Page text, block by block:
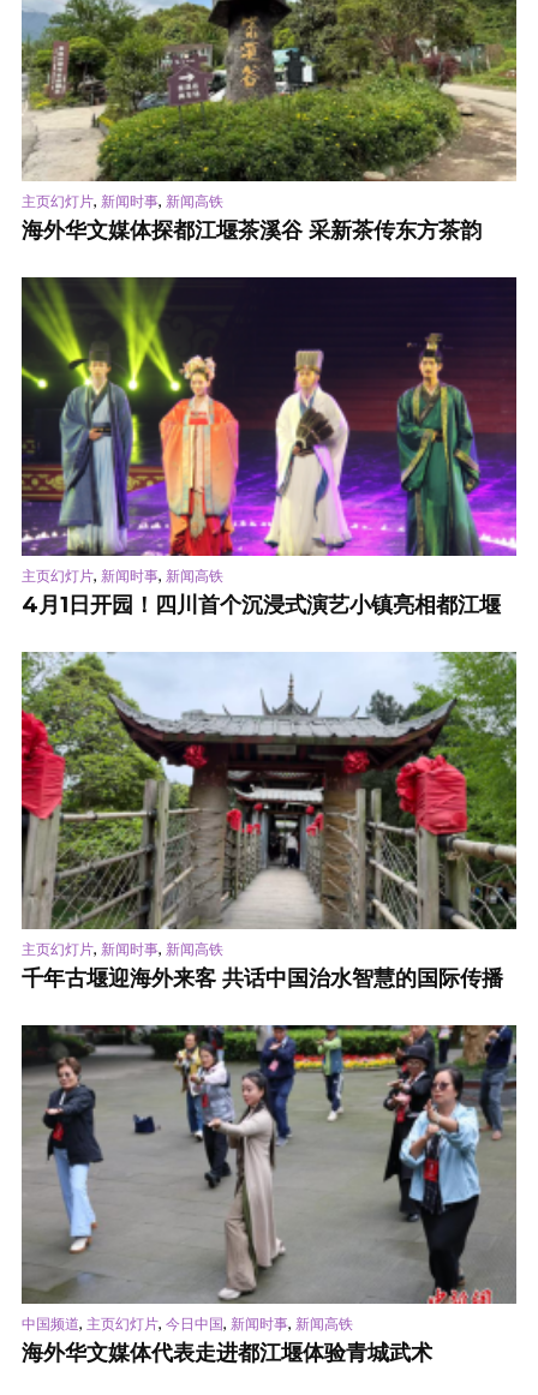
主页幻灯片, 新闻时事, 新闻高铁
海外华文媒体探都江堰茶溪谷 采新茶传东方茶韵
主页幻灯片, 新闻时事, 新闻高铁
4月1日开园！四川首个沉浸式演艺小镇亮相都江堰
主页幻灯片, 新闻时事, 新闻高铁
千年古堰迎海外来客 共话中国治水智慧的国际传播
中国频道, 主页幻灯片, 今日中国, 新闻时事, 新闻高铁
海外华文媒体代表走进都江堰体验青城武术